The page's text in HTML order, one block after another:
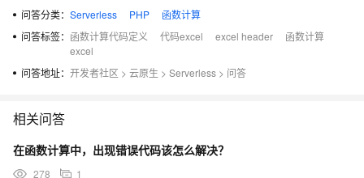
问答分类： Serverless PHP
函数计算
问答标签： 函数计算代码定义 代码excel excel header
函数计算
excel
问答地址： 开发者社区 > 云原生 > Serverless > 问答
相关问答
在函数计算中，出现错误代码该怎么解决？
278 1